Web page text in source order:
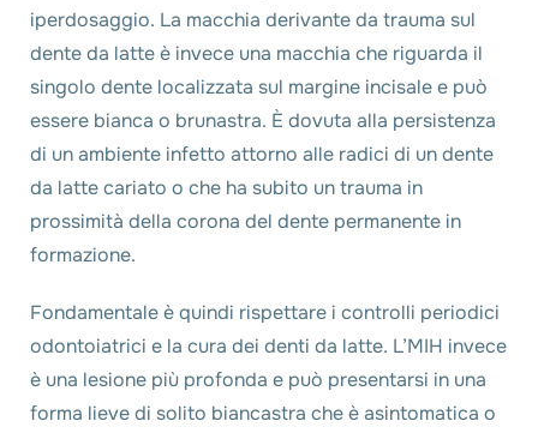
iperdosaggio. La macchia derivante da trauma sul
dente da latte è invece una macchia che riguarda il
singolo dente localizzata sul margine incisale e può
essere bianca o brunastra. È dovuta alla persistenza
di un ambiente infetto attorno alle radici di un dente
da latte cariato o che ha subito un trauma in
prossimità della corona del dente permanente in
formazione.
Fondamentale è quindi rispettare i controlli periodici
odontoiatrici e la cura dei denti da latte. L’MIH invece
è una lesione più profonda e può presentarsi in una
forma lieve di solito biancastra che è asintomatica o